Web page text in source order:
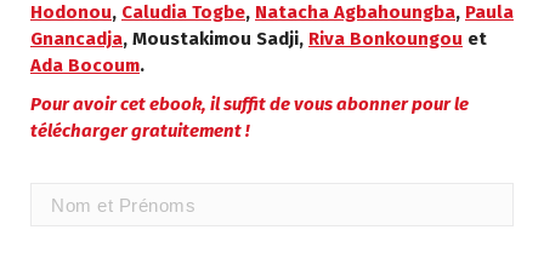
Hodonou, Caludia Togbe, Natacha Agbahoungba, Paula
Gnancadja, Moustakimou Sadji, Riva Bonkoungou et
Ada Bocoum.
Pour avoir cet ebook, il suffit de vous abonner pour le
télécharger gratuitement !